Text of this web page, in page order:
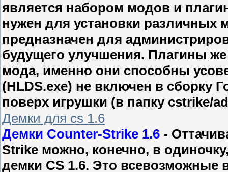
является набором модов и
нужен для установки различных
предназначен для
будущего улучшения. Плагины
мода, именно они способны
(HLDS.exe) не включен в сборку
поверх игрушки (в папку cstrike/
Демки для cs 1.6
Демки Counter-Strike 1.6 -
Strike можно, конечно, в
демки CS 1.6. Это